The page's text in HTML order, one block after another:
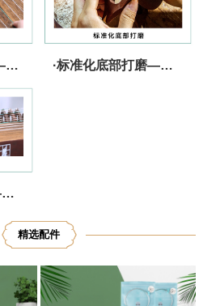
·半桐·和弦系列——音色纯净 张驰有度 ·标准化底部打磨——精工细作 减少跑码
·一筝一码调试——严选把关 调音无忧
精选配件